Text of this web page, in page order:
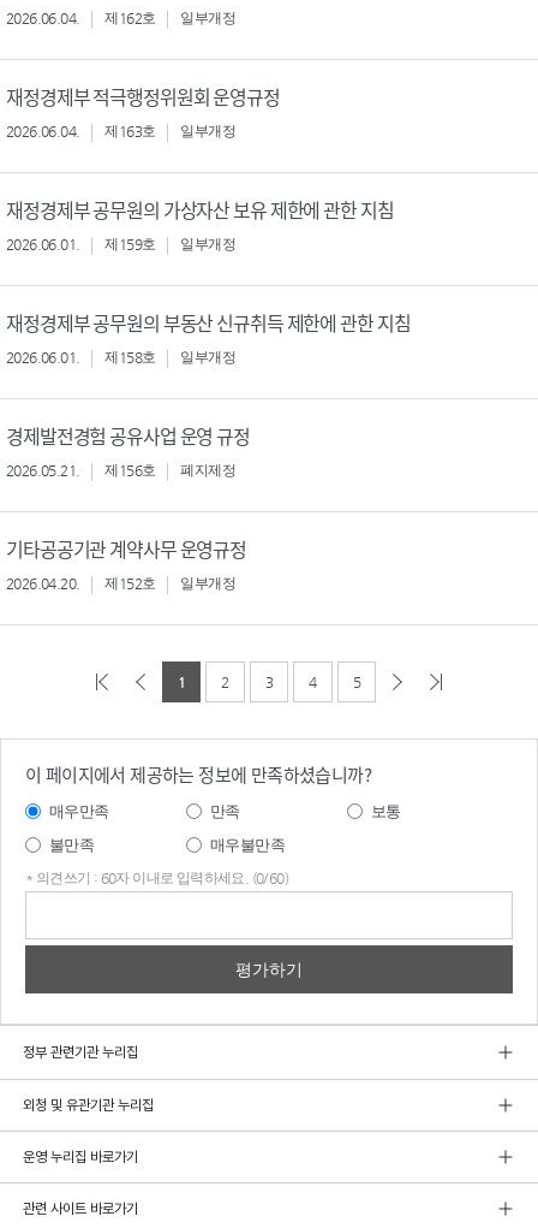
2026.06.04. 제162호 일부개정
재정경제부 적극행정위원회 운영규정
2026.06.04. 제163호 일부개정
재정경제부 공무원의 가상자산 보유 제한에 관한 지침
2026.06.01. 제159호 일부개정
재정경제부 공무원의 부동산 신규취득 제한에 관한 지침
2026.06.01. 제158호 일부개정
경제발전경험 공유사업 운영 규정
2026.05.21. 제156호 폐지제정
기타공공기관 계약사무 운영규정
2026.04.20. 제152호 일부개정
1 2 3 4 5
이 페이지에서 제공하는 정보에 만족하셨습니까?
매우만족 만족
보통
불만족
매우불만족
* 의견쓰기 : 60자 이내로 입력하세요. (0/60)
정부 관련기관 누리집
외청 및 유관기관 누리집
운영 누리집 바로가기
관련 사이트 바로가기